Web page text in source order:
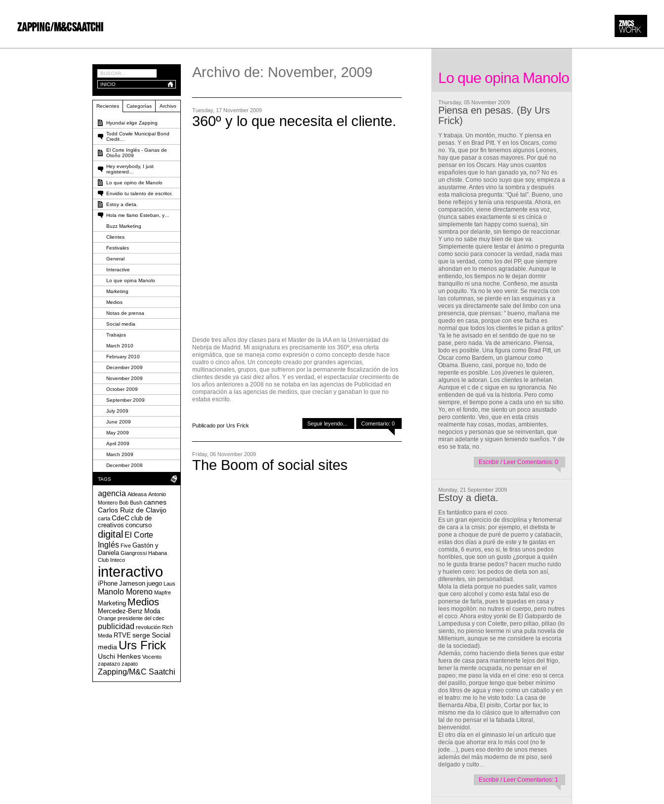
Archivo de: November, 2009
Tuesday, 17 November 2009
360º y lo que necesita el cliente.
Desde tres años doy clases para el Master de la IAA en la Universidad de
Nebrija de Madrid. Mi asignatura es precisamente los 360º, esa oferta
enigmática, que se maneja como expresión o como concepto desde hace
cuatro o cinco años. Un concepto creado por grandes agencias,
multinacionales, grupos, que sufrieron por la permanente fiscalización de los
clientes desde ya casi diez años. Y es verdad, el espectacular crecimiento de
los años anteriores a 2008 no se notaba en las agencias de Publicidad en
comparación a las agencias de medios, que crecían y ganaban lo que no
estaba escrito.
Publicado por Urs Frick Seguir leyendo... Comentario: 0
Friday, 06 November 2009
The Boom of social sites
Lo que opina Manolo
Thursday, 05 November 2009
Piensa en pesas. (By Urs
Frick)
Y trabaja. Un montón, mucho. Y piensa en
pesas. Y en Brad Pitt. Y en los Oscars, como
no. Ya, que por fin tenemos algunos Leones,
hay que pasar a cosas mayores. Por qué no
pensar en los Oscars. Hay unos cuantos
españoles que lo han ganado ya, no? No es
un chiste. Como socio suyo que soy, empieza a
asustarme. Antes vino la sombra y después
esta maliciosa pregunta: “Qué tal”. Bueno, uno
tiene reflejos y tenía una respuesta. Ahora, en
comparación, viene directamente esa voz,
(nunca sabes exactamente si es cínica o
simplemente tan happy como suena), sin
sombra por delante, sin tiempo de reaccionar.
Y uno no sabe muy bien de que va.
Simplemente quiere testar el ánimo o pregunta
como socio para conocer la verdad, nada mas
que la verdad, como los del PP, que siempre
ahondan en lo menos agradable. Aunque le
entiendo, los tiempos no te dejan dormir
tranquillo ni una noche. Confieso, me asusta
un poquito. Ya no le veo venir. Se mezcla con
las columnas, se pierde en las esquinas y a
veces ya directamente sale del limbo con una
presencia, que piensas: ” bueno, mañana me
quedo en casa, porque con ese facha es
normal que todos los clientes le pidan a gritos”.
Ya le he avisado en el sentido de que no se
pase, pero nada. Va de americano. Piensa,
todo es posible. Una figura como Brad Pitt, un
Oscar como Bardem, un glamour como
Obama. Bueno, casi, porque no, todo de
repente es posible. Los jóvenes le quieren,
algunos le adoran. Los clientes le anhelan.
Aunque el c de c sigue en su ignorancia. No
entienden de qué va la historia. Pero como
siempre, el tiempo pone a cada uno en su sitio.
Yo, en el fondo, me siento un poco asustado
pero contento. Veo, que en esta crisis
realmente hay cosas, modas, ambientes,
negocios y personas que se reinventan, que
miran adelante y siguen teniendo sueños. Y de
eso se trata, no.
Escribir / Leer Comentarios: 0
Monday, 21 September 2009
Estoy a dieta.
Es fantástico para el coco.
Es un gran ejercicio de disciplina y fenomenal
de cara a la crisis: por ejemplo, el dietista te
pone a choque de puré de puerro y calabacín,
estas dos días a puré de este y te gastas en
comida, 6 euros, eso si, te tiras unos pedos
horribles, que son un gusto ¿porque a quién
no le gusta tirarse pedos? hacen mucho ruido
y huelen cero: los pedos de dieta son así,
diferentes, sin personalidad.
Mola la dieta porque no puedes salir, vamos
que cero alcohol y como esta fatal eso de
ponerse de farla, pues te quedas en casa y
lees mogollón: no nutres el cuerpo, pero nutres
el coco. Ahora estoy yonki de El Gatopardo de
Lampedusa y con Colette, pero pillao, pillao (lo
siento, no pienso leerme ni una puta novela de
Millenium, aunque se me considere la escoria
de la sociedad).
Además, como haciendo dieta tienes que estar
fuera de casa para mantenerte lejos del frigo,
tener la mente ocupada, no pensar en el
papeo; me paso la vida en el cine: eso si cerca
del pasillo, porque tengo que beber mínimo
dos litros de agua y meo como un caballo y en
el teatro: me lo he visto todo: La casa de
Bernarda Alba, El pisito, Cortar por fax; lo
mismo me da lo clásico que lo alternativo con
tal de no pensar el la fabada Litoral,
bienvenidol.
El otro día en el gimnasio leí un artículo que
decía que ahorrar era lo más cool (no te
jode…), pues eso dentro de unos meses
además del más moderno de mi piso, seré
delgado y culto…
Escribir / Leer Comentarios: 1
INICIO
Recientes Categorías Archivo
Hyundai elige Zapping
Todd Cowle Municipal Bond
Credit…
El Corte Inglés - Ganas de
Otoño 2009
Hey everybody, I just
registered…
Lo que opino de Manolo
Envidio tu talento de escritor.
Estoy a dieta.
Hola me llamo Esteban, y…
Buzz Marketing
Clientes
Festivales
General
Interactive
Lo que opina Manolo
Marketing
Medios
Notas de prensa
Social media
Trabajos
March 2010
February 2010
December 2009
November 2009
October 2009
September 2009
July 2009
June 2009
May 2009
April 2009
March 2009
December 2008
TAGS
agencia Aldeasa Antonio
Montero Bob Bush cannes
Carlos Ruiz de Clavijo
carta CdeC club de
creativos concurso
digital El Corte
Inglés Five Gastón y
Daniela Giangrossi Habana
Club Inteco
interactivo
iPhone Jameson juego Laus
Manolo Moreno Mapfre
Marketing Medios
Mercedez-Benz Moda
Orange presidente del cdec
publicidad revolución Rich
Media RTVE serge Social
media Urs Frick
Uschi Henkes Vocento
zapatazo zapato
Zapping/M&C Saatchi